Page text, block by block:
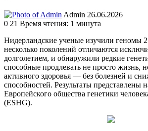
Admin Send
an
26.06.2026
0 21 Время чтения: 1 минута
Нидерландские ученые изучили геномы
несколько поколений отличаются
долголетием, и обнаружили редкие
способные продлевать не просто жизнь,
активного здоровья — без болезней и
способностей. Результаты представлены
Европейского общества генетики
(ESHG).